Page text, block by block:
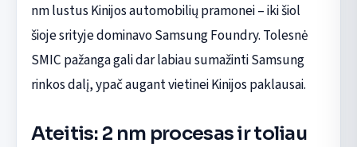
nm lustus Kinijos automobilių pramonei – iki šiol
šioje srityje dominavo Samsung Foundry. Tolesnė
SMIC pažanga gali dar labiau sumažinti Samsung
rinkos dalį, ypač augant vietinei Kinijos paklausai.
Ateitis: 2 nm procesas ir toliau